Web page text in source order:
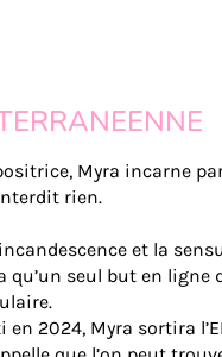
Myra incarne
rien.
et la
qu’un seul but en
en 2024, Myra sortira